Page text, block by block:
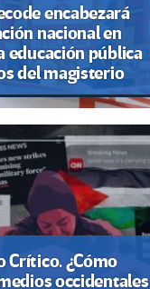
encabezará
nacional en
educación pública
del magisterio
Crítico. ¿Cómo
occidentales